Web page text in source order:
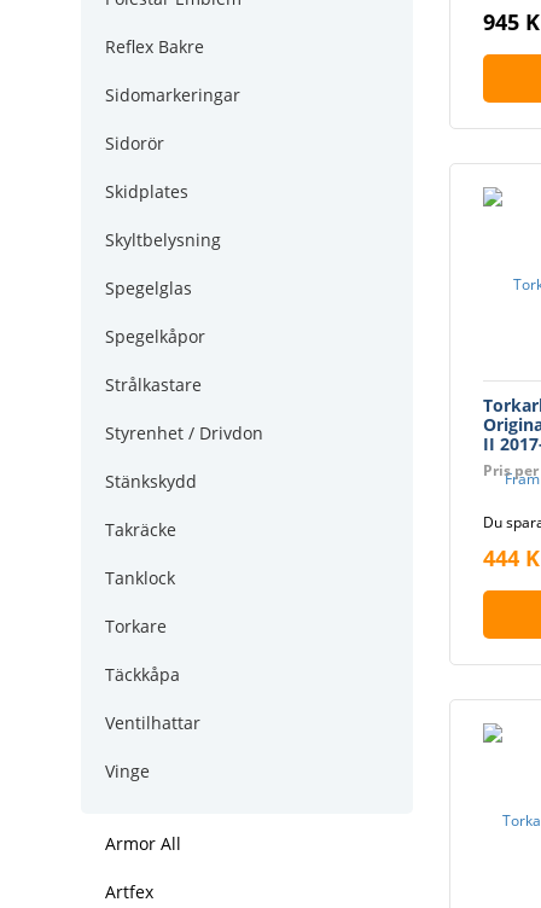
Reflex Bakre
Sidomarkeringar
Sidorör
Skidplates
Skyltbelysning
Spegelglas
Spegelkåpor
Strålkastare
Styrenhet / Drivdon
Stänkskydd
Takräcke
Tanklock
Torkare
Täckkåpa
Ventilhattar
Vinge
Armor All
Artfex
945
II
Pris
Du
444